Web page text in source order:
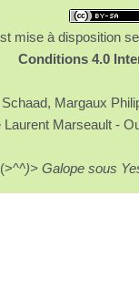
mise à disposition
Conditions 4.0
Margaux
Marseault -
(>^^)> Galope sous